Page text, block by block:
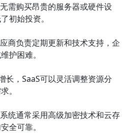
需购买昂贵的服务器或硬件设
初始投资。
商负责定期更新和技术支持，企
护困难。
长，SaaS可以灵活调整资源分
。
统通常采用高级加密技术和云存
全可靠。